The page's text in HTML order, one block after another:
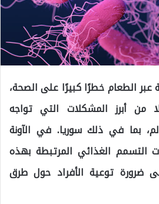
عبر الطعام خطرًا كبيرًا على الصحة،
من أبرز المشكلات التي تواجه
بما في ذلك سوريا. في الآونة
التسمم الغذائي المرتبطة بهذه
ضرورة توعية الأفراد حول طرق